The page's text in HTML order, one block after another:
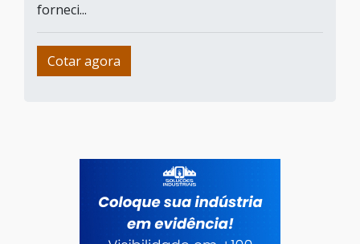
forneci...
Cotar agora